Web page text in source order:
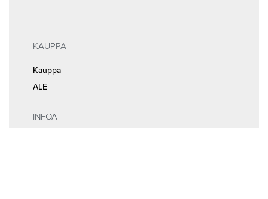
KAUPPA
Kauppa
ALE
INFOA